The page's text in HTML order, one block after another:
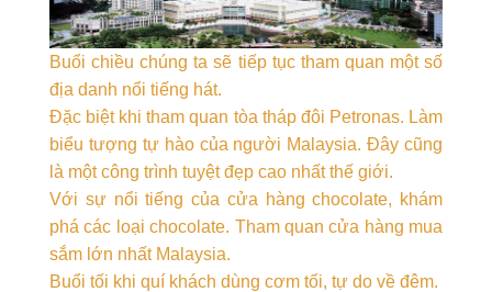
Buổi chiều chúng ta sẽ tiếp tục tham quan một số
địa danh nổi tiếng hát.
Đặc biệt khi tham quan tòa tháp đôi Petronas. Làm
biểu tượng tự hào của người Malaysia. Đây cũng
là một công trình tuyệt đẹp cao nhất thế giới.
Với sự nổi tiếng của cửa hàng chocolate, khám
phá các loại chocolate. Tham quan cửa hàng mua
sắm lớn nhất Malaysia.
Buổi tối khi quí khách dùng cơm tối, tự do về đêm.